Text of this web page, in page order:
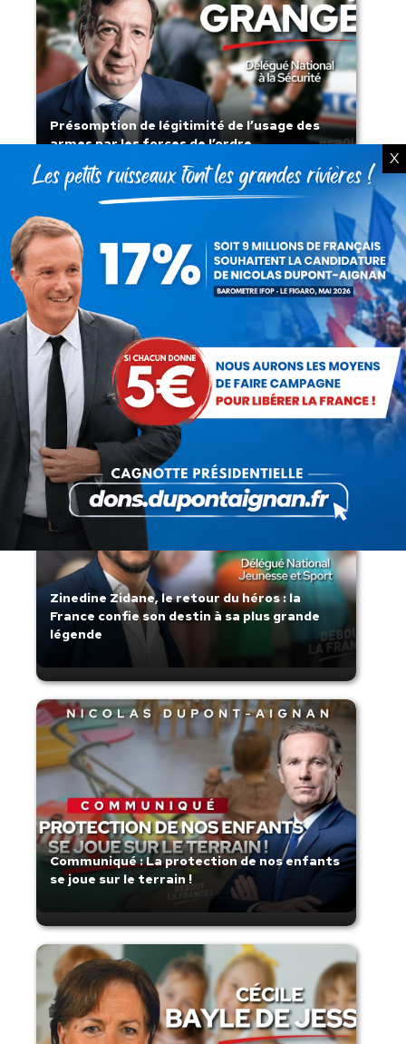
Présomption de légitimité de l’usage des
armes par les forces de l’ordre
Lorsque tout flambe et que l’État
s’affaisse.
Zinedine Zidane, le retour du héros : la
France confie son destin à sa plus grande
légende
Communiqué : La protection de nos enfants
se joue sur le terrain !
X